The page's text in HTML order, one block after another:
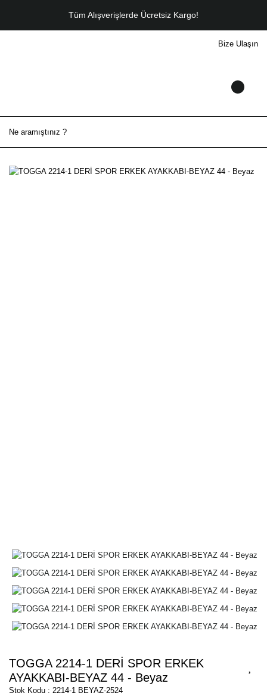
Tüm Alışverişlerde Ücretsiz Kargo!
Bize Ulaşın
TOGGA 2214-1 DERİ SPOR ERKEK
AYAKKABI-BEYAZ 44 - Beyaz
Stok Kodu : 2214-1 BEYAZ-2524